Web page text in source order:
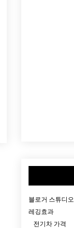
블로거 스튜디오
레깅효과
전기차 가격